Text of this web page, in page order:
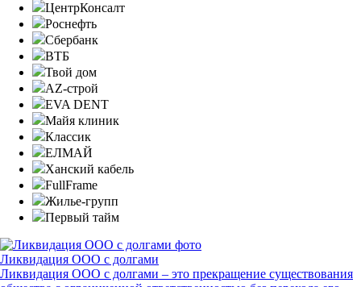
ЦентрКонсалт
Роснефть
Сбербанк
ВТБ
Твой дом
AZ-строй
EVA DENT
Майя клиник
Классик
ЕЛМАЙ
Ханский кабель
FullFrame
Жилье-групп
Первый тайм
Ликвидация ООО с долгами
Ликвидация ООО с долгами – это прекращение существования